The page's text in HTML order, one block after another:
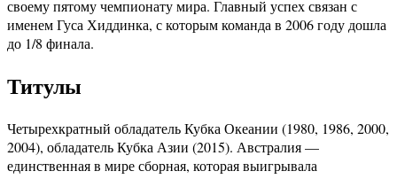
своему пятому чемпионату мира. Главный успех связан с
именем Гуса Хиддинка, с которым команда в 2006 году дошла
до 1/8 финала.
Титулы
Четырехкратный обладатель Кубка Океании (1980, 1986, 2000,
2004), обладатель Кубка Азии (2015). Австралия —
единственная в мире сборная, которая выигрывала